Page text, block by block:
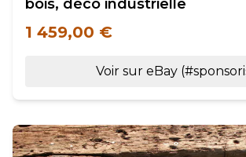
bois, déco industrielle
1 459,00 €
Voir sur eBay